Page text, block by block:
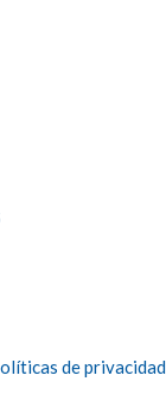
de privacidad